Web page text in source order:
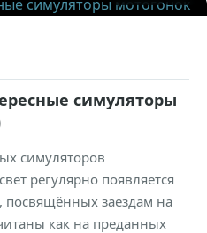
симуляторы
симуляторов
регулярно появляется
посвящённых заездам на
как на преданных